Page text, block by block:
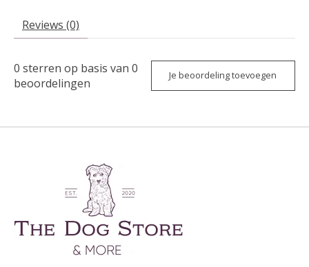
Reviews (0)
0 sterren op basis van 0
beoordelingen
Je beoordeling toevoegen